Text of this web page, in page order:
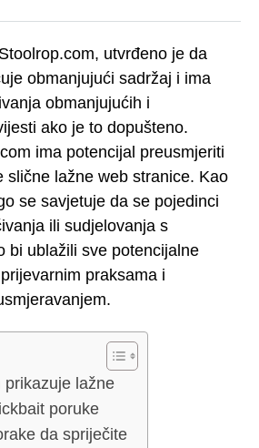
utvrđeno je da
obmanjujući sadržaj i ima
obmanjujućih i
ako je to dopušteno.
ima potencijal preusmjeriti
slične lažne web stranice. Kao
se savjetuje da se pojedinci
ili sudjelovanja s
bi ublažili sve potencijalne
praksama i
prikazuje lažne
poruke
da spriječite